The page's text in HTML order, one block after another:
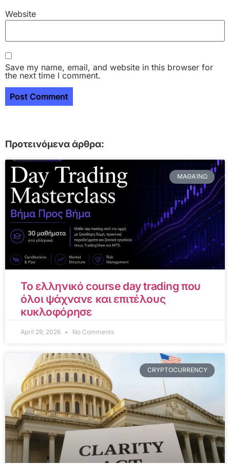
Website
Save my name, email, and website in this browser for
the next time I comment.
Προτεινόμενα άρθρα:
ΜΑΘΑΊΝΩ
Το ελληνικό course day trading που
όλοι ψάχνανε και επιτέλους
κυκλοφόρησε
April 29, 2026 No Comments
CRYPTOCURRENCY